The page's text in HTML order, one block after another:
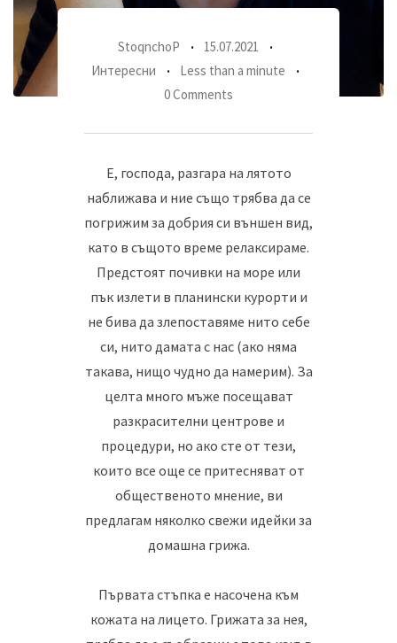
StoqnchoP
15.07.2021
Интересни
Less than a minute
0 Comments
Е, господа, разгара на лятото
наближава и ние също трябва да се
погрижим за добрия си външен вид,
като в същото време релаксираме.
Предстоят почивки на море или
пък излети в планински курорти и
не бива да злепоставяме нито себе
си, нито дамата с нас (ако няма
такава, нищо чудно да намерим). За
целта много мъже посещават
разкрасителни центрове и
процедури, но ако сте от тези,
които все още се притесняват от
общественото мнение, ви
предлагам няколко свежи идейки за
домашна грижа.
Първата стъпка е насочена към
кожата на лицето. Грижата за нея,